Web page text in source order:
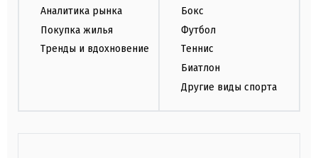
Аналитика рынка
Покупка жилья
Тренды и вдохновение
Бокс
Футбол
Теннис
Биатлон
Другие виды спорта